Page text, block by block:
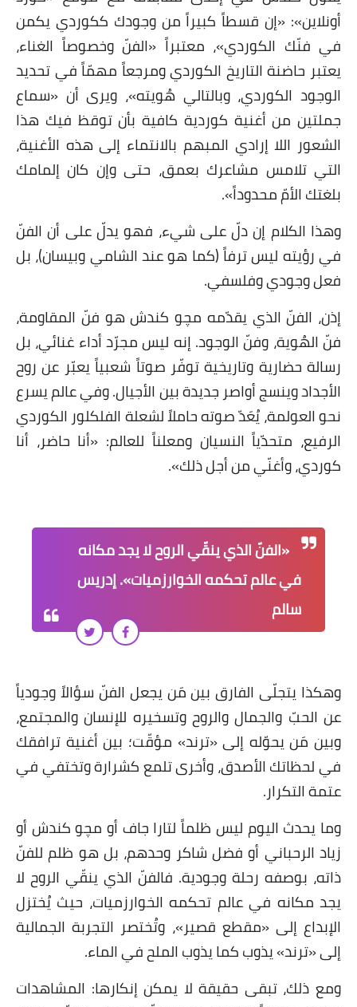
أونلاين»: «إن قسطاً كبيراً من وجودك ككوردي يكمن
في فنّك الكوردي»، معتبراً «الفنّ وخصوصاً الغناء،
يعتبر حاضنة التاريخ الكوردي ومرجعاً مهمّاً في تحديد
الوجود الكوردي، وبالتالي هُويته»، ويرى أن «سماع
جملتين من أغنية كوردية كافية بأن توقظ فيك هذا
الشعور اللا إرادي المبهم بالانتماء إلى هذه الأغنية،
التي تلامس مشاعرك بعمق، حتى وإن كان إلمامك
بلغتك الأمّ محدوداً».
وهذا الكلام إن دلّ على شيء، فهو يدلّ على أن الفنّ
في رؤيته ليس ترفاً (كما هو عند الشامي وبيسان)، بل
فعل وجودي وفلسفي.
إذن، الفنّ الذي يقدّمه مچو كندش هو فنّ المقاومة،
فنّ الهُوية، وفنّ الوجود. إنه ليس مجرّد أداء غنائي، بل
رسالة حضارية وتاريخية توفّر صوتاً شعبياً يعبّر عن روح
الأجداد وينسج أواصر جديدة بين الأجيال. وفي عالم يسرع
نحو العولمة، يُعَدّ صوته حاملاً لشعلة الفلكلور الكوردي
الرفيع، متحدّياً النسيان ومعلناً للعالم: «أنا حاضر، أنا
كوردي، وأغنّي من أجل ذلك».
«الفنّ الذي ينقّي الروح لا يجد مكانه
في عالم تحكمه الخوارزميات». إدريس
سالم
وهكذا يتجلّى الفارق بين مَن يجعل الفنّ سؤالاً وجودياً
عن الحبّ والجمال والروح وتسخيره للإنسان والمجتمع،
وبين مَن يحوّله إلى «ترند» مؤقّت؛ بين أغنية ترافقك
في لحظاتك الأصدق، وأخرى تلمع كشرارة وتختفي في
عتمة التكرار.
وما يحدث اليوم ليس ظلماً لتارا جاف أو مچو كندش أو
زياد الرحباني أو فضل شاكر وحدهم، بل هو ظلم للفنّ
ذاته، بوصفه رحلة وجودية. فالفنّ الذي ينقّي الروح لا
يجد مكانه في عالم تحكمه الخوارزميات، حيث يُختزل
الإبداع إلى «مقطع قصير»، وتُختصر التجربة الجمالية
إلى «ترند» يذوب كما يذوب الملح في الماء.
ومع ذلك، تبقى حقيقة لا يمكن إنكارها: المشاهدات